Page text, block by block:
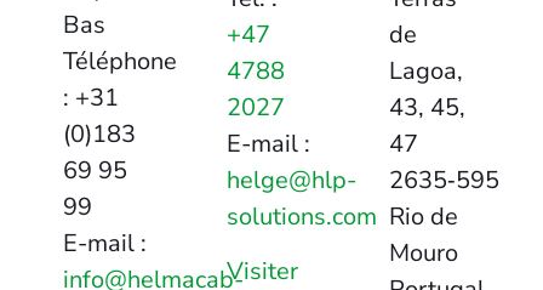
Bas
Téléphone
: +31
(0)183
69 95
99
E-mail :
info@helmacab-
+47
4788
2027
E-mail :
helge@hlp-
solutions.com
Visiter
de
Lagoa,
43, 45,
47
2635‑595
Rio de
Mouro